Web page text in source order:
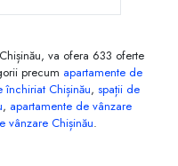
va ofera 633 oferte
precum apartamente de
Chișinău, spații de
, apartamente de vânzare
vânzare Chișinău.